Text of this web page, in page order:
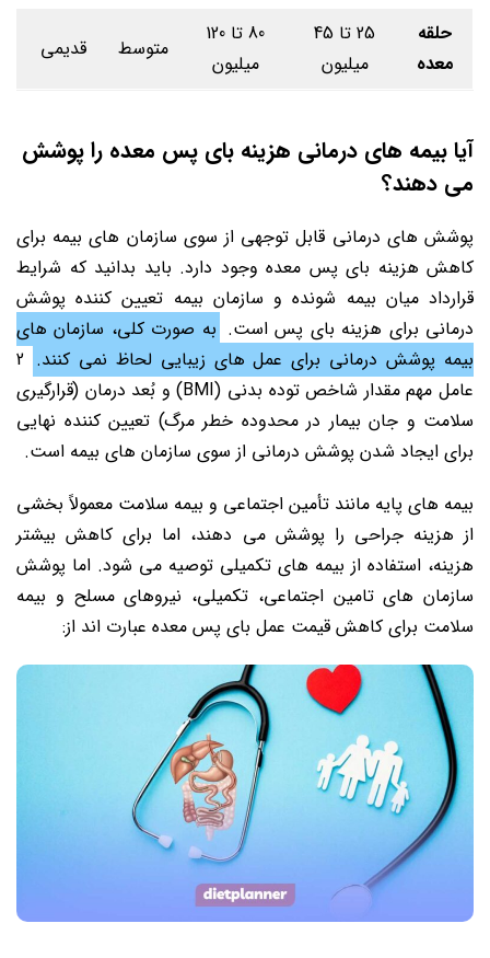
حلقه
معده
25 تا 45
میلیون
80 تا 120
میلیون
متوسط قدیمی
آیا بیمه های درمانی هزینه بای پس معده را پوشش
می دهند؟
پوشش های درمانی قابل توجهی از سوی سازمان های بیمه برای
کاهش هزینه بای پس معده وجود دارد. باید بدانید که شرایط
قرارداد میان بیمه شونده و سازمان بیمه تعیین کننده پوشش
درمانی برای هزینه بای پس است. به صورت کلی، سازمان های
بیمه پوشش درمانی برای عمل های زیبایی لحاظ نمی کنند. 2
عامل مهم مقدار شاخص توده بدنی (BMI) و بُعد درمان (قرارگیری
سلامت و جان بیمار در محدوده خطر مرگ) تعیین کننده نهایی
برای ایجاد شدن پوشش درمانی از سوی سازمان های بیمه است.
بیمه های پایه مانند تأمین اجتماعی و بیمه سلامت معمولاً بخشی
از هزینه جراحی را پوشش می دهند، اما برای کاهش بیشتر
هزینه، استفاده از بیمه های تکمیلی توصیه می شود. اما پوشش
سازمان های تامین اجتماعی، تکمیلی، نیروهای مسلح و بیمه
سلامت برای کاهش قیمت عمل بای پس معده عبارت اند از: